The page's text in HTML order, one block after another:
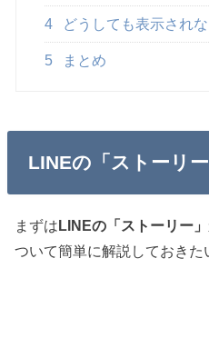
4 どうしても表示され
5 まとめ
LINEの「ストーリ
まずはLINEの「ストーリー
ついて簡単に解説しておきた